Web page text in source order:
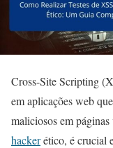
Cross-Site Scripting
em aplicações web
maliciosos em
hackerético, é crucial